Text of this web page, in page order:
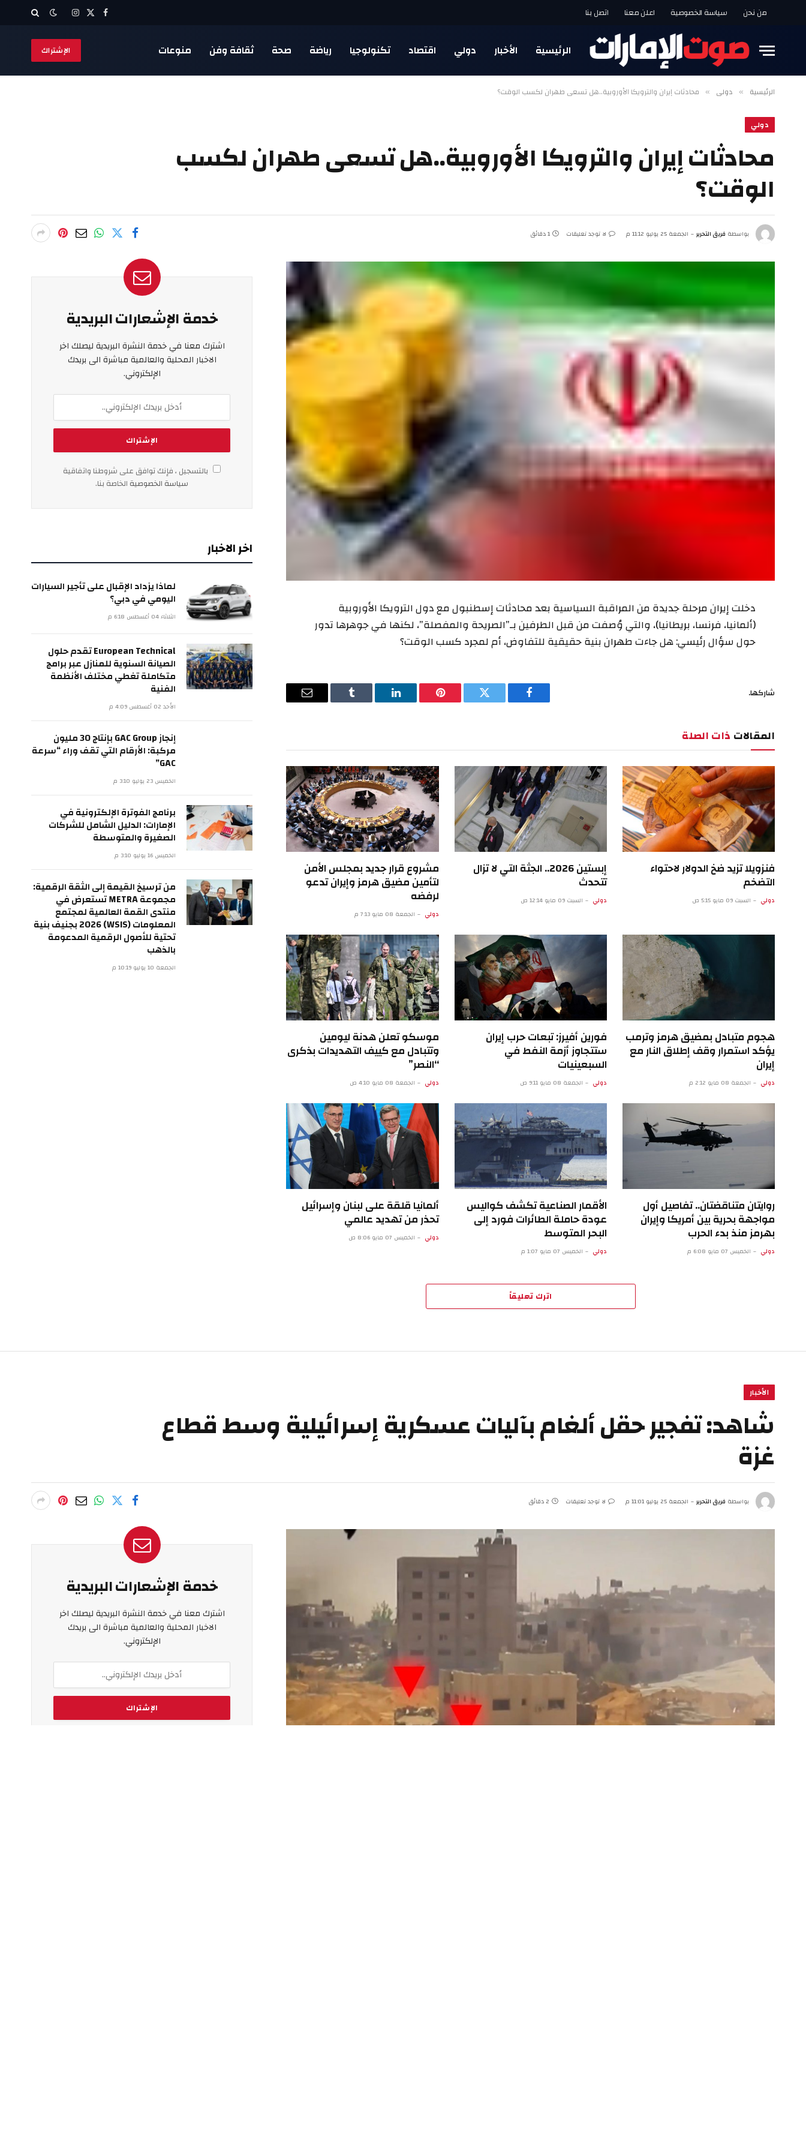
من نحن سياسة الخصوصية اعلن معنا اتصل بنا فيسبوك
X
الانستغرام
الرئيسية الأخبار دولي اقتصاد تكنولوجيا رياضة صحة ثقافة وفن منوعات الإشتراك
الرئيسية » دولي » محادثات إيران والترويكا الأوروبية..هل تسعى طهران لكسب الوقت؟
دولي
محادثات إيران والترويكا الأوروبية..هل تسعى طهران لكسب
الوقت؟
بواسطة فريق التحرير الجمعة 25 يوليو 11:12 م لا توجد تعليقات 1 دقائق
دخلت إيران مرحلة جديدة من المراقبة السياسية بعد محادثات إسطنبول مع دول الترويكا الأوروبية
(ألمانيا، فرنسا، بريطانيا)، والتي وُصفت من قبل الطرفين بـ”الصريحة والمفصلة”، لكنها في جوهرها تدور
حول سؤال رئيسي: هل جاءت طهران بنية حقيقية للتفاوض، أم لمجرد كسب الوقت؟
شاركها.
فيسبوك تويتر بينتيريستلينكدإن Tumblr
البريد
المقالات ذات الصلة
فنزويلا تزيد ضخ الدولار لاحتواء
التضخم
دولي السبت 09 مايو 5:15 ص
إبستين 2026.. الجثة التي لا تزال
تتحدث
دولي السبت 09 مايو 12:14 ص
مشروع قرار جديد بمجلس الأمن
لتأمين مضيق هرمز وإيران تدعو
لرفضه
دولي الجمعة 08 مايو 7:13 م
هجوم متبادل بمضيق هرمز وترمب
يؤكد استمرار وقف إطلاق النار مع
إيران
دولي الجمعة 08 مايو 2:12 م
فورين أفيرز: تبعات حرب إيران
ستتجاوز أزمة النفط في
السبعينيات
دولي الجمعة 08 مايو 9:11 ص
موسكو تعلن هدنة ليومين
وتتبادل مع كييف التهديدات بذكرى
“النصر”
دولي الجمعة 08 مايو 4:10 ص
روايتان متناقضتان.. تفاصيل أول
مواجهة بحرية بين أمريكا وإيران
بهرمز منذ بدء الحرب
دولي الخميس 07 مايو 6:08 م
الأقمار الصناعية تكشف كواليس
عودة حاملة الطائرات فورد إلى
البحر المتوسط
دولي الخميس 07 مايو 1:07 م
ألمانيا قلقة على لبنان وإسرائيل
تحذر من تهديد عالمي
دولي الخميس 07 مايو 8:06 ص
اترك تعليقاً
خدمة الإشعارات البريدية
اشترك معنا في خدمة النشرة البريدية ليصلك اخر
الاخبار المحلية والعالمية مباشرة الى بريدك
الإلكتروني.
بالتسجيل ، فإنك توافق على شروطنا واتفاقية
سياسة الخصوصية الخاصة بنا.
اخر الاخبار
لماذا يزداد الإقبال على تأجير السيارات
اليومي في دبي؟
الثلاثاء 04 أغسطس 6:18 م
European Technical تقدم حلول
الصيانة السنوية للمنازل عبر برامج
متكاملة تغطي مختلف الأنظمة
الفنية
الأحد 02 أغسطس 4:09 م
إنجاز GAC Group بإنتاج 30 مليون
مركبة: الأرقام التي تقف وراء “سرعة
GAC”
الخميس 23 يوليو 3:10 م
برنامج الفوترة الإلكترونية في
الإمارات: الدليل الشامل للشركات
الصغيرة والمتوسطة
الخميس 16 يوليو 3:10 م
من ترسيخ القيمة إلى الثقة الرقمية:
مجموعة METRA تستعرض في
منتدى القمة العالمية لمجتمع
المعلومات (WSIS) 2026 بجنيف بنية
تحتية للأصول الرقمية المدعومة
بالذهب
الجمعة 10 يوليو 10:19 م
الأخبار
شاهد: تفجير حقل ألغام بآليات عسكرية إسرائيلية وسط قطاع
غزة
بواسطة فريق التحرير الجمعة 25 يوليو 11:01 م لا توجد تعليقات 2 دقائق
خدمة الإشعارات البريدية
اشترك معنا في خدمة النشرة البريدية ليصلك اخر
الاخبار المحلية والعالمية مباشرة الى بريدك
الإلكتروني.